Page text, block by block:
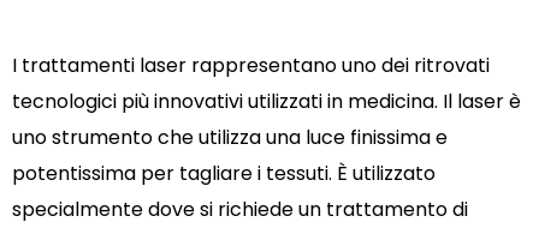
I trattamenti laser rappresentano uno dei ritrovati
tecnologici più innovativi utilizzati in medicina. Il laser è
uno strumento che utilizza una luce finissima e
potentissima per tagliare i tessuti. È utilizzato
specialmente dove si richiede un trattamento di